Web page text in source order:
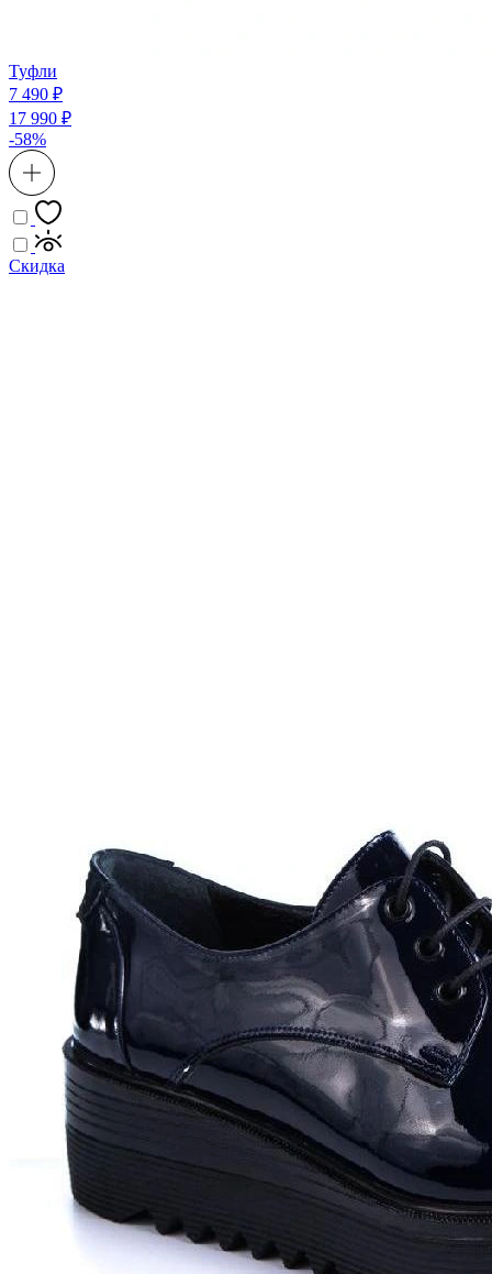
Туфли
7 490 ₽
17 990 ₽
-58%
Скидка